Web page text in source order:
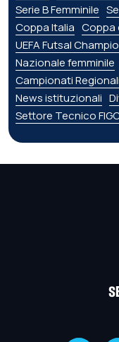
Serie B Femminile
Coppa Italia Coppa
UEFA Futsal
Nazionale femminile
Campionati Regionali
News istituzionali
Settore Tecnico